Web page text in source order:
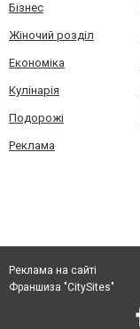
Бізнес
Жіночий розділ
Економіка
Кулінарія
Подорожі
Реклама
Реклама на сайті
Франшиза "CitySites"